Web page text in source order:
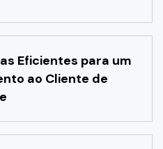
Eficientes para um
ao Cliente de